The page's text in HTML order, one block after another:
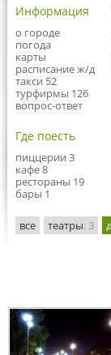
Информация
о городе
погода
карты
расписание ж/д
такси 52
турфирмы 126
вопрос-ответ
Где поесть
пиццерии 3
кафе 8
рестораны 19
бары 1
все театры: 3